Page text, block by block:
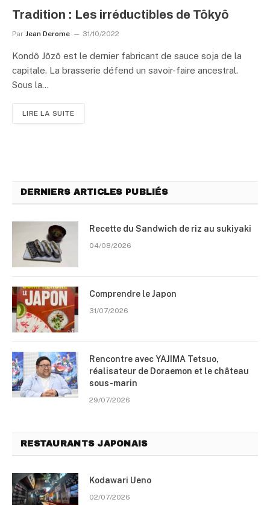
Tradition : Les irréductibles de Tôkyô
Par Jean Derome 31/10/2022
Kondô Jôzô est le dernier fabricant de sauce soja de la
capitale. La brasserie défend un savoir-faire ancestral.
Sous la…
LIRE LA SUITE
DERNIERS ARTICLES PUBLIÉS
Recette du Sandwich de riz au sukiyaki
04/08/2026
Comprendre le Japon
31/07/2026
Rencontre avec YAJIMA Tetsuo,
réalisateur de Doraemon et le château
sous-marin
29/07/2026
RESTAURANTS JAPONAIS
Kodawari Ueno
02/07/2026